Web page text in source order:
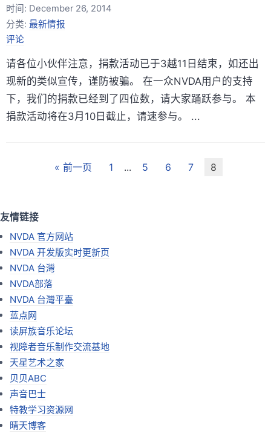
时间: December 26, 2014
分类: 最新情报
评论
请各位小伙伴注意，捐款活动已于3越11日结束，如还出
现新的类似宣传，谨防被骗。 在一众NVDA用户的支持
下，我们的捐款已经到了四位数，请大家踊跃参与。 本
捐款活动将在3月10日截止，请速参与。 ...
« 前一页 1 ... 5 6 7 8
友情链接
NVDA 官方网站
NVDA 开发版实时更新页
NVDA 台灣
NVDA部落
NVDA 台灣平臺
蓝点网
读屏族音乐论坛
视障者音乐制作交流基地
天星艺术之家
贝贝ABC
声音巴士
特教学习资源网
晴天博客